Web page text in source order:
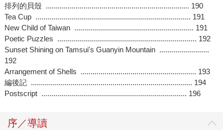
排列的貝殼 ........................................................................ 190
Tea Cup .............................................................................. 191
New Child of Taiwan ............................................................ 191
Poetic Puzzles ...................................................................... 192
Sunset Shining on Tamsui's Guanyin Mountain .........................
192
Arrangement of Shells .......................................................... 193
編後記 ................................................................................. 194
Postscript ......................................................................... 196
序／導讀